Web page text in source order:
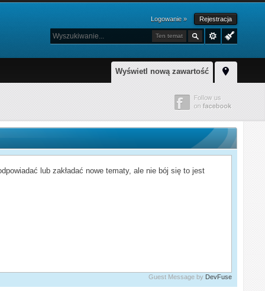
Logowanie » Rejestracja
Ten temat
Wyświetl nową zawartość
lub zakładać nowe tematy, ale nie bój się to jest
Guest Message by DevFuse